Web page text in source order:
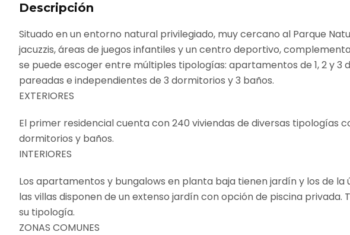
Descripción
Situado en un entorno natural privilegiado, muy cercano al Parque
jacuzzis, áreas de juegos infantiles y un centro deportivo,
se puede escoger entre múltiples tipologías: apartamentos de 1, 2 y 3
pareadas e independientes de 3 dormitorios y 3 baños.
EXTERIORES
El primer residencial cuenta con 240 viviendas de diversas
dormitorios y baños.
INTERIORES
Los apartamentos y bungalows en planta baja tienen jardín y los de
las villas disponen de un extenso jardín con opción de piscina
su tipología.
ZONAS COMUNES